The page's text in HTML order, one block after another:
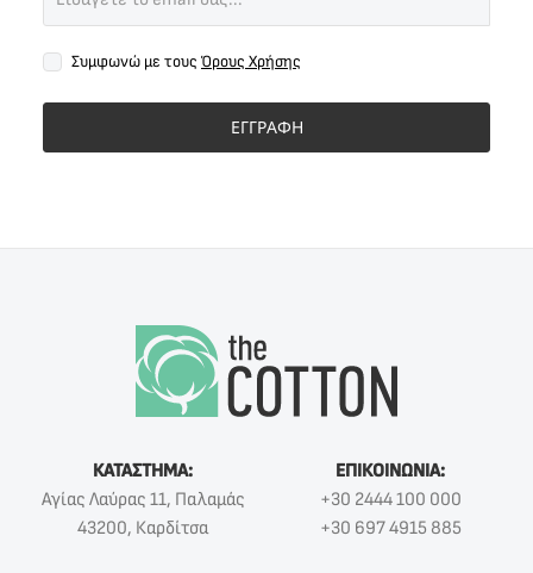
Συμφωνώ με τους Όρους Χρήσης
ΕΓΓΡΑΦΗ
ΚΑΤΑΣΤΗΜΑ:
Αγίας Λαύρας 11, Παλαμάς
43200, Καρδίτσα
ΕΠΙΚΟΙΝΩΝΙΑ:
+30 2444 100 000
+30 697 4915 885